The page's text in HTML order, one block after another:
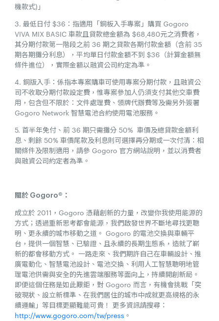
機款式)」
3. 最低日付 $36：指適用「銅板入手專案」購買 Gogoro
VIVA MIX BASIC 車款且貸款總金額為 $68,480元之消費者，
其分期付款第一階段之前 36 期之貸款各期付款金額（含前 35
期各期攤分利息），平均單日付款金額不到 $36（計算金額無
條件進位），實際金額以融資公司約定為準。
4. 銅版入手：係指本專案購車可使用專案分期付款，且融資公
司不收取分期付款設定費，惟專案參加人仍須支付其他交車費
用，包含但不限於：文件處理費、領牌代辦費等及需另外簽署
Gogoro Network 智慧電池合約使用電池服務。
5. 首半年免付、前 36 期只需攤分 50% 車價及總貸款金額利
息、剩餘 50% 車價尾款及利息則可選擇再分期或一次付清：相
關條件及限制適用，請參 Gogoro 官方網站說明，並以消費者
與融資公司約定者為準。
關於 Gogoro®：
成立於 2011，Gogoro 憑藉創新的力量，改變你我使用能源的
方式；透過重新思考都會能源，我們啟發世界不斷地尋找更聰
明、更永續的城市移動之道。 Gogoro 的電池交換與車輛平
台，提供一個智慧、已驗證、且永續的長期生態系，造就了嶄
新的都會移動方式。 一路走來、我們期許自己在車輛設計、推
廣電動化、智慧電池設計、電池交換、利用人工智慧聰明地管
理電池供需與安全的先進雲端服務等面向上，持續開創新局。
即便這個任務是如此艱鉅，對 Gogoro 而言，有機會挑戰「突
破現狀、設立新標準、在我們居住的城市中成就更高規格的永
續運輸」等目標更顯難能可貴！ 更多資訊請搜尋：
http://www.gogoro.com/tw/press 。